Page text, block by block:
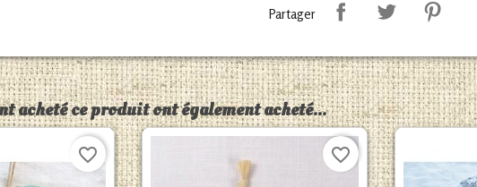
Partager
acheté ce produit ont également acheté...
favorite_border favorite_border